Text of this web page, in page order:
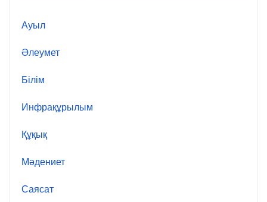
Ауыл
Әлеумет
Білім
Инфрақұрылым
Құқық
Мәдениет
Саясат